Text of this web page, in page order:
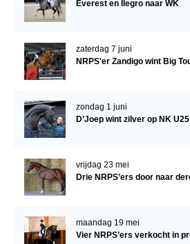
Everest en Ilegro naar WK
zaterdag 7 juni
NRPS'er Zandigo wint Big
zondag 1 juni
D’Joep wint zilver op NK U25
vrijdag 23 mei
Drie NRPS’ers door naar
maandag 19 mei
Vier NRPS’ers verkocht in